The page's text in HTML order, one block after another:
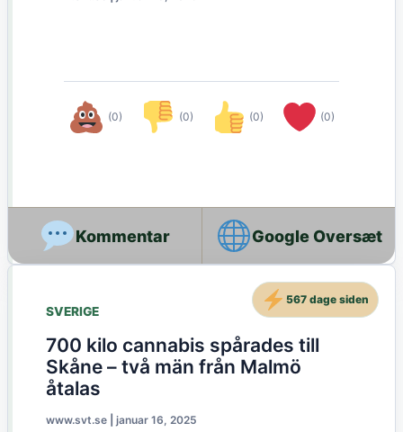
(0) (0) (0) (0)
Google Oversæt
SVERIGE
700 kilo cannabis spårades till
Skåne – två män från Malmö
åtalas
www.svt.se januar 16, 2025
567 dage siden